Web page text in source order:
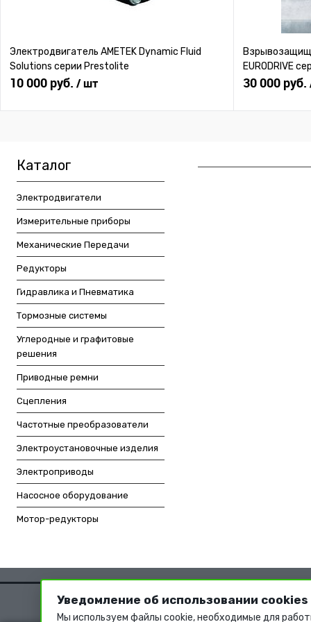
Электродвигатель AMETEK Dynamic Fluid
Solutions серии Prestolite
10 000 руб. / шт
EURODRIVE
30 000 руб.
Каталог
Электродвигатели
Измерительные приборы
Механические Передачи
Редукторы
Гидравлика и Пневматика
Тормозные системы
Углеродные и графитовые
решения
Приводные ремни
Сцепления
Частотные преобразователи
Электроустановочные изделия
Электроприводы
Насосное оборудование
Мотор-редукторы
Уведомление об использовании cookies
Мы используем файлы cookie, необходимые для